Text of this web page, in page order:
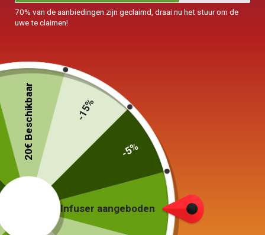
70% van de aanbiedingen zijn geclaimd, draai nu het stuur om de
uwe te claimen!
Infuser aangeboden
20€ Beschikbaar -15%
-5%